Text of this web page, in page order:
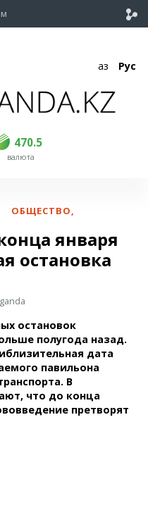
Қаз Рус
470.5470.5
валюта
ОБЩЕСТВО,
января
остановка
остановок
полугода назад.
дата
павильона
В
что до конца
претворят